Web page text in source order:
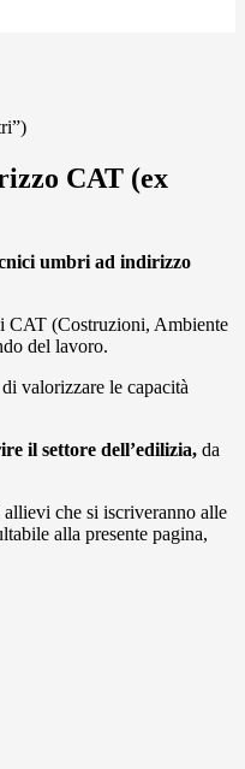
CAT (ex
umbri ad indirizzo
CAT (Costruzioni, Ambiente
del lavoro.
valorizzare le capacità
il settore dell’edilizia, da
che si iscriveranno alle
alla presente pagina,